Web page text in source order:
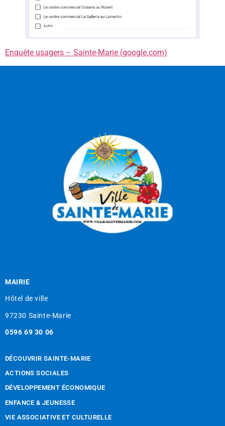
Enquête usagers – Sainte-Marie (google.com)
MAIRIE
Hôtel de ville
97230 Sainte-Marie
0596 69 30 06
DÉCOUVRIR SAINTE-MARIE
ACTIONS SOCIALES
DÉVELOPPEMENT ÉCONOMIQUE
ENFANCE & JEUNESSE
VIE ASSOCIATIVE ET CULTURELLE